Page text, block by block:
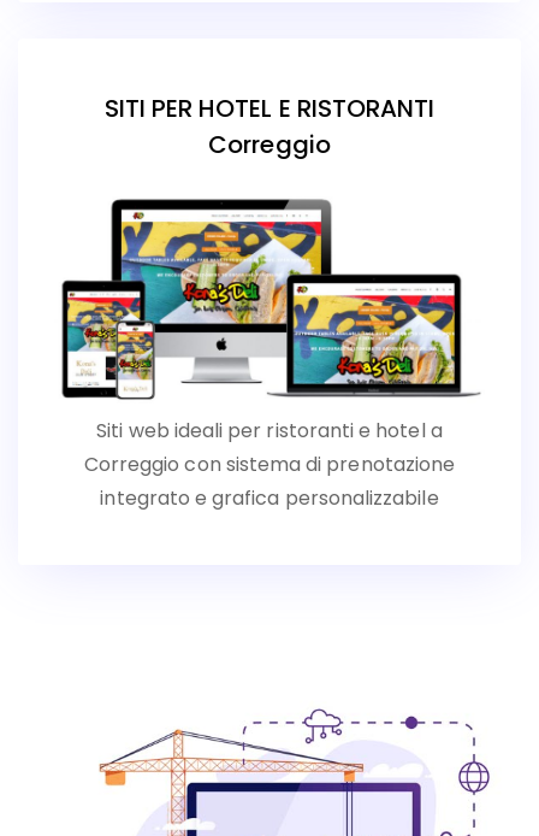
SITI PER HOTEL E RISTORANTI
Correggio
Siti web ideali per ristoranti e hotel a
Correggio con sistema di prenotazione
integrato e grafica personalizzabile